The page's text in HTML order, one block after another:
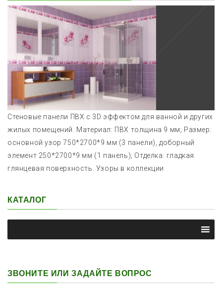
Стеновые панели ПВХ с 3D эффектом для ванной и других
жилых помещений. Материал: ПВХ толщина 9 мм; Размер:
основной узор 750*2700*9 мм (3 панели), доборный
элемент 250*2700*9 мм (1 панель); Отделка: гладкая
глянцевая поверхность. Узоры в коллекции
КАТАЛОГ
ЗВОНИТЕ ИЛИ ЗАДАЙТЕ ВОПРОС